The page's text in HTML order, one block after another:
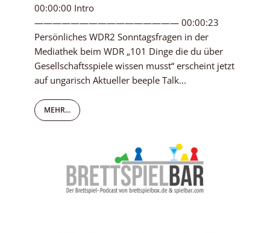
00:00:00 Intro
———————————————— 00:00:23
Persönliches WDR2 Sonntagsfragen in der
Mediathek beim WDR „101 Dinge die du über
Gesellschaftsspiele wissen musst“ erscheint jetzt
auf ungarisch Aktueller beeple Talk...
MEHR...